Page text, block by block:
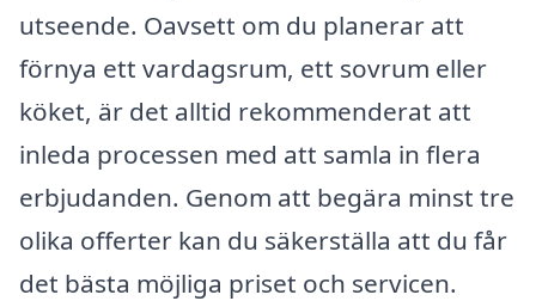
utseende. Oavsett om du planerar att
förnya ett vardagsrum, ett sovrum eller
köket, är det alltid rekommenderat att
inleda processen med att samla in flera
erbjudanden. Genom att begära minst tre
olika offerter kan du säkerställa att du får
det bästa möjliga priset och servicen.